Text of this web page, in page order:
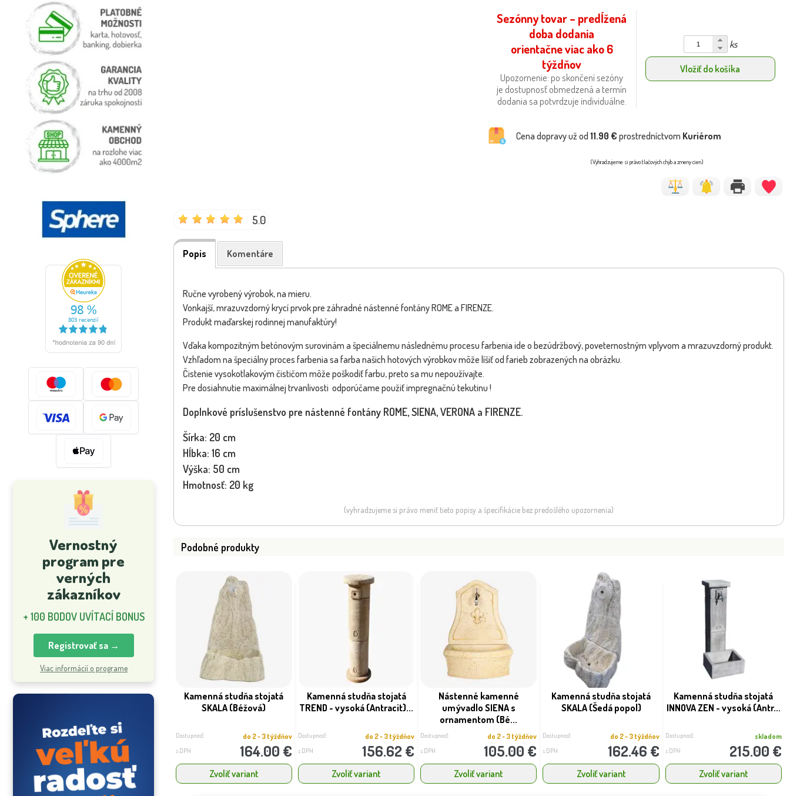
Vernostný
program pre
verných
zákazníkov
+ 100 BODOV UVÍTACÍ BONUS
Registrovať sa →
Viac informácií o programe
Sezónny tovar – predĺžená
doba dodania
orientačne viac ako 6
týždňov
Upozornenie: po skončení sezóny
je dostupnosť obmedzená a termín
dodania sa potvrdzuje individuálne.
ks
Vložiť do košíka
Cena dopravy už od11.90 € prostredníctvom Kuriérom
(Vyhradzujeme si právo tlačových chýb a zmeny cien)
5.0
Popis Komentáre
Ručne vyrobený výrobok, na mieru.
Vonkajší, mrazuvzdorný krycí prvok pre záhradné nástenné fontány ROME a FIRENZE.
Produkt maďarskej rodinnej manufaktúry!
Vďaka kompozitným betónovým surovinám a špeciálnemu následnému procesu farbenia ide o bezúdržbový, poveternostným vplyvom a mrazuvzdorný produkt.
Vzhľadom na špeciálny proces farbenia sa farba našich hotových výrobkov môže líšiť od farieb zobrazených na obrázku.
Čistenie vysokotlakovým čističom môže poškodiť farbu, preto sa mu nepoužívajte.
Pre dosiahnutie maximálnej trvanlivosti odporúčame použiť impregnačnú tekutinu !
Doplnkové príslušenstvo pre nástenné fontány ROME, SIENA, VERONA a FIRENZE.
Šírka: 20 cm
Hĺbka: 16 cm
Výška: 50 cm
Hmotnosť: 20 kg
(vyhradzujeme si právo meniť tieto popisy a špecifikácie bez predošlého upozornenia)
Podobné produkty
Kamenná studňa stojatá
SKALA (Béžová)
Dostupnosť: do 2 - 3 týždňov
s DPH 164.00 €
Zvoliť variant
Kamenná studňa stojatá
TREND - vysoká (Antracit)...
Dostupnosť: do 2 - 3 týždňov
s DPH 156.62 €
Zvoliť variant
Nástenné kamenné
umývadlo SIENA s
ornamentom (Bé...
Dostupnosť: do 2 - 3 týždňov
s DPH 105.00 €
Zvoliť variant
Kamenná studňa stojatá
SKALA (Šedá popol)
Dostupnosť: do 2 - 3 týždňov
s DPH 162.46 €
Zvoliť variant
Kamenná studňa stojatá
INNOVA ZEN - vysoká (Antr...
Dostupnosť: skladom
s DPH 215.00 €
Zvoliť variant